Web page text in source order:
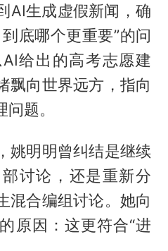
AI生成虚假新闻，确
底哪个更重要”的问
给出的高考志愿建
飘向世界远方，指向
题。
姚明明曾纠结是继续
讨论，还是重新分
混合编组讨论。她向
原因：这更符合“进